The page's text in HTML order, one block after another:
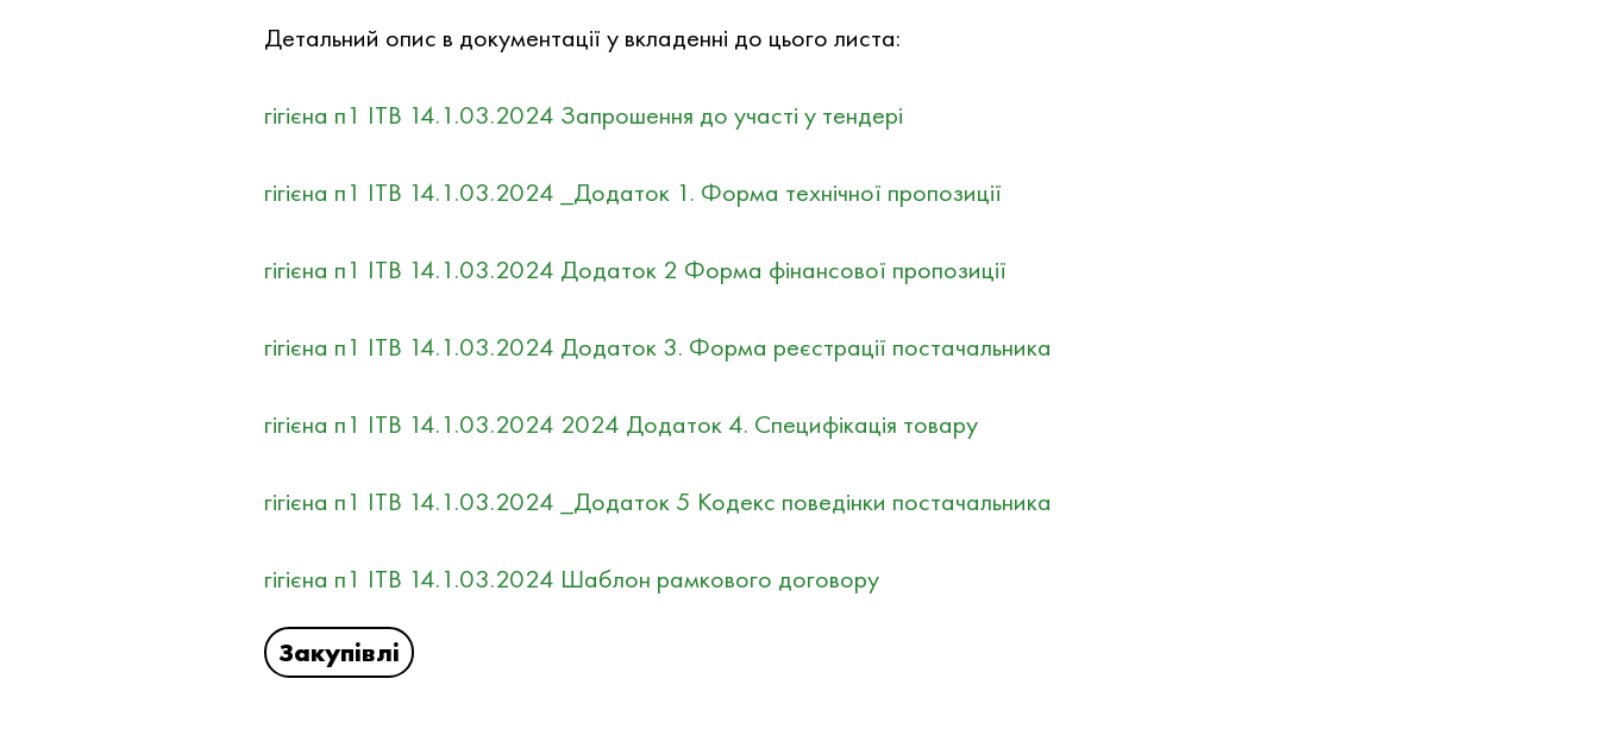
Детальний опис в документацiї у вкладеннi до цього листа:
гігієна п1 ITB 14.1.03.2024 Запрошення до участі у тендері
гігієна п1 ITB 14.1.03.2024 _Додаток 1. Форма технічної пропозиції
гігієна п1 ITB 14.1.03.2024 Додаток 2 Форма фінансової пропозиції
гігієна п1 ITB 14.1.03.2024 Додаток 3. Форма реєстрації постачальника
гігієна п1 ITB 14.1.03.2024 2024 Додаток 4. Специфікація товару
гігієна п1 ITB 14.1.03.2024 _Додаток 5 Кодекс поведінки постачальника
гігієна п1 ITB 14.1.03.2024 Шаблон рамкового договору
Закупівлі